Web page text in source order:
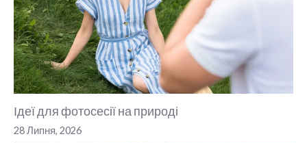
Ідеї для фотосесії на природі
28 Липня, 2026